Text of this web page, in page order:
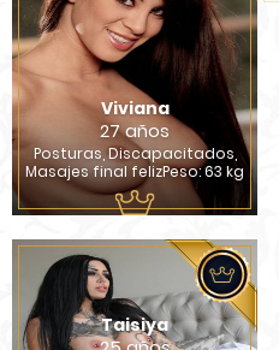
Viviana
27 años
Posturas, Discapacitados,
Masajes final felizPeso: 63 kg
Taisiya